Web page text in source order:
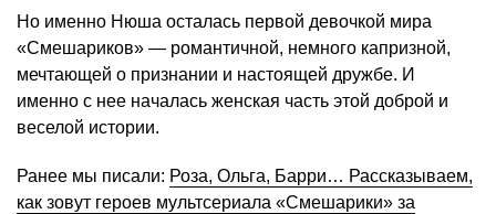
Но именно Нюша осталась первой девочкой мира
«Смешариков» — романтичной, немного капризной,
мечтающей о признании и настоящей дружбе. И
именно с нее началась женская часть этой доброй и
веселой истории.
Ранее мы писали: Роза, Ольга, Барри… Рассказываем,
как зовут героев мультсериала «Смешарики» за